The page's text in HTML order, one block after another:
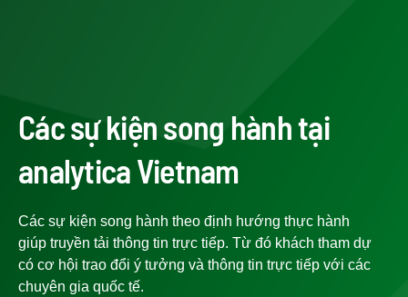
Các sự kiện song hành tại
analytica Vietnam
Các sự kiện song hành theo định hướng thực hành
giúp truyền tải thông tin trực tiếp. Từ đó khách tham dự
có cơ hội trao đổi ý tưởng và thông tin trực tiếp với các
chuyên gia quốc tế.